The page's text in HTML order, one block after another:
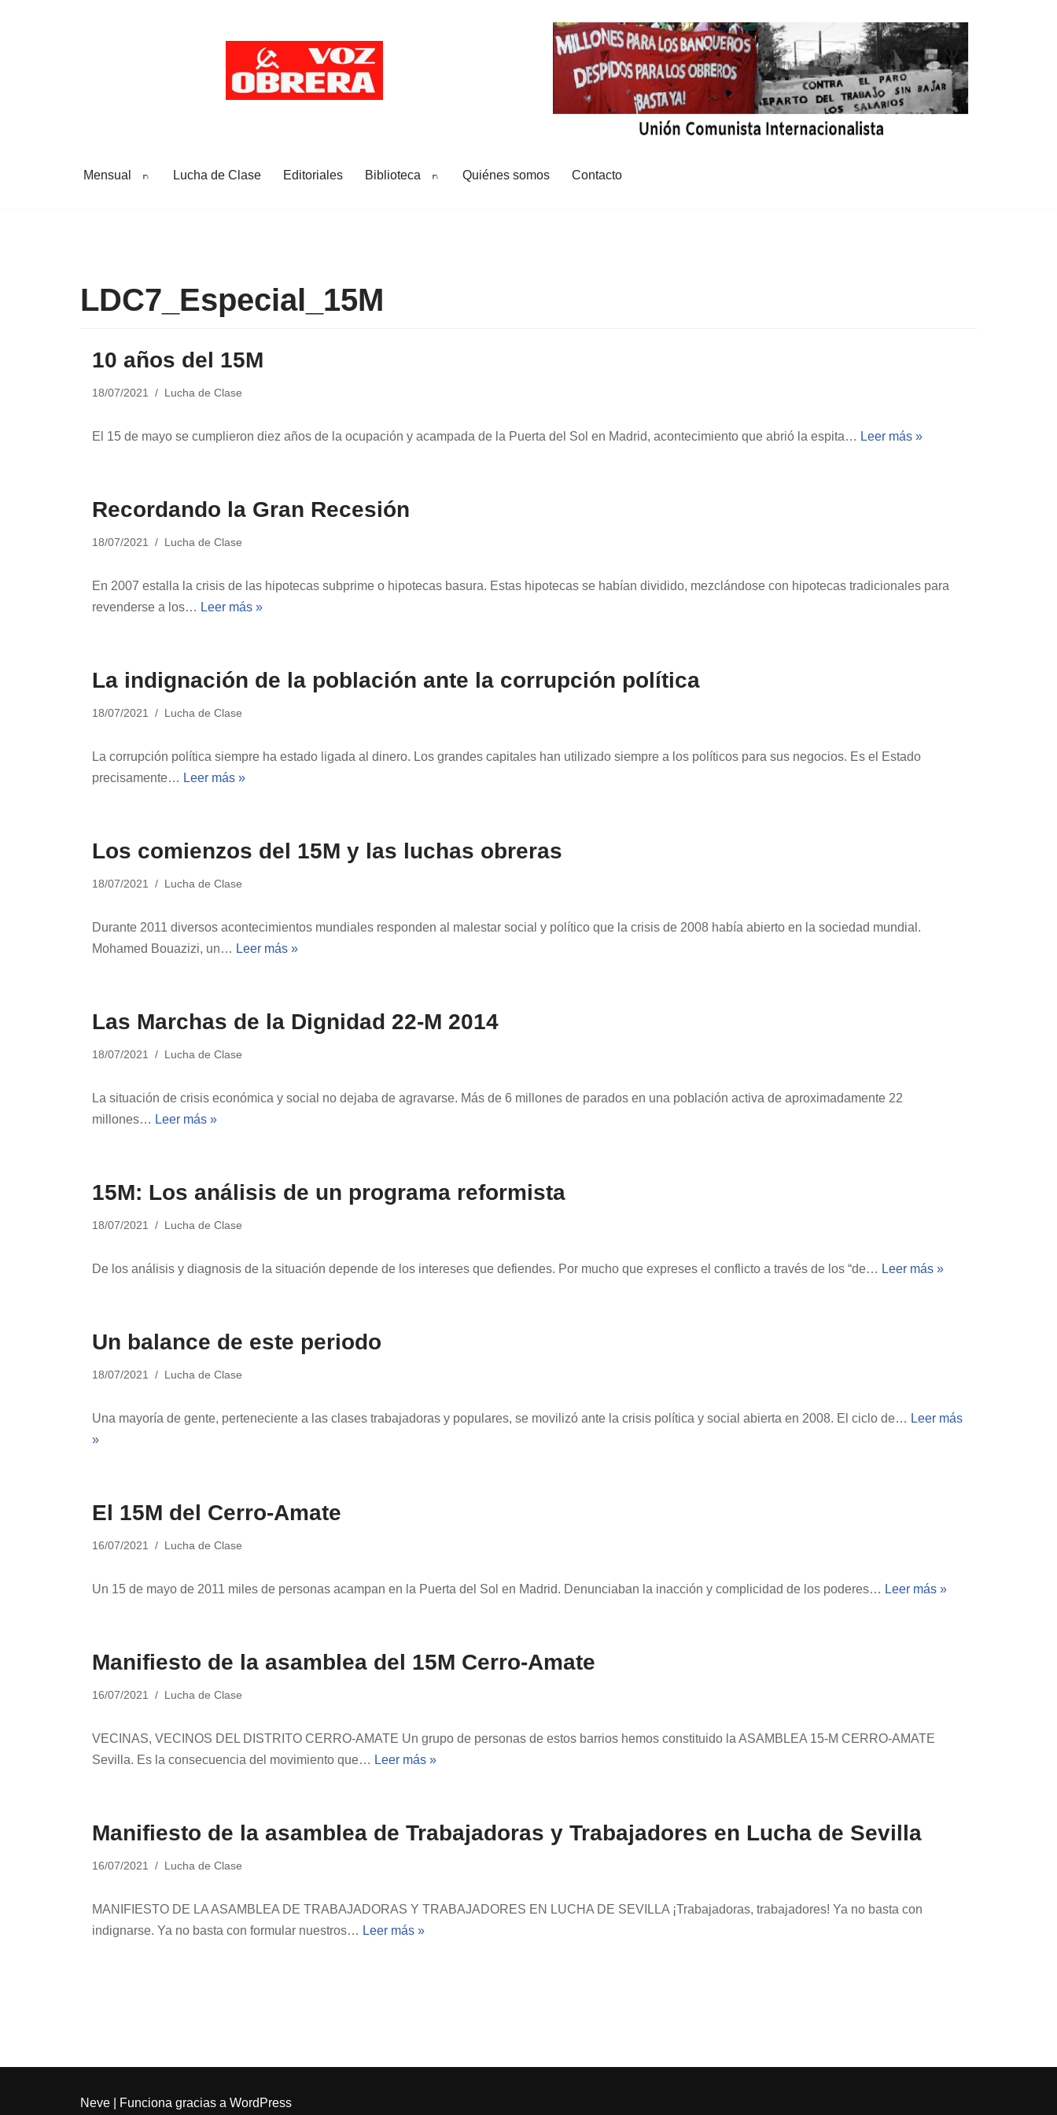
Mensual Lucha de Clase Editoriales Biblioteca Quiénes somos Contacto
LDC7_Especial_15M
10 años del 15M
18/07/2021 Lucha de Clase
El 15 de mayo se cumplieron diez años de la ocupación y acampada de la Puerta del Sol en Madrid, acontecimiento que abrió la espita… Leer más »
Recordando la Gran Recesión
18/07/2021 Lucha de Clase
En 2007 estalla la crisis de las hipotecas subprime o hipotecas basura. Estas hipotecas se habían dividido, mezclándose con hipotecas tradicionales para
revenderse a los… Leer más »
La indignación de la población ante la corrupción política
18/07/2021 Lucha de Clase
La corrupción política siempre ha estado ligada al dinero. Los grandes capitales han utilizado siempre a los políticos para sus negocios. Es el Estado
precisamente… Leer más »
Los comienzos del 15M y las luchas obreras
18/07/2021 Lucha de Clase
Durante 2011 diversos acontecimientos mundiales responden al malestar social y político que la crisis de 2008 había abierto en la sociedad mundial.
Mohamed Bouazizi, un… Leer más »
Las Marchas de la Dignidad 22-M 2014
18/07/2021 Lucha de Clase
La situación de crisis económica y social no dejaba de agravarse. Más de 6 millones de parados en una población activa de aproximadamente 22
millones… Leer más »
15M: Los análisis de un programa reformista
18/07/2021 Lucha de Clase
De los análisis y diagnosis de la situación depende de los intereses que defiendes. Por mucho que expreses el conflicto a través de los “de… Leer más »
Un balance de este periodo
18/07/2021 Lucha de Clase
Una mayoría de gente, perteneciente a las clases trabajadoras y populares, se movilizó ante la crisis política y social abierta en 2008. El ciclo de… Leer más
»
El 15M del Cerro-Amate
16/07/2021 Lucha de Clase
Un 15 de mayo de 2011 miles de personas acampan en la Puerta del Sol en Madrid. Denunciaban la inacción y complicidad de los poderes… Leer más »
Manifiesto de la asamblea del 15M Cerro-Amate
16/07/2021 Lucha de Clase
VECINAS, VECINOS DEL DISTRITO CERRO-AMATE Un grupo de personas de estos barrios hemos constituido la ASAMBLEA 15-M CERRO-AMATE
Sevilla. Es la consecuencia del movimiento que… Leer más »
Manifiesto de la asamblea de Trabajadoras y Trabajadores en Lucha de Sevilla
16/07/2021 Lucha de Clase
MANIFIESTO DE LA ASAMBLEA DE TRABAJADORAS Y TRABAJADORES EN LUCHA DE SEVILLA ¡Trabajadoras, trabajadores! Ya no basta con
indignarse. Ya no basta con formular nuestros… Leer más »
Neve | Funciona gracias a WordPress